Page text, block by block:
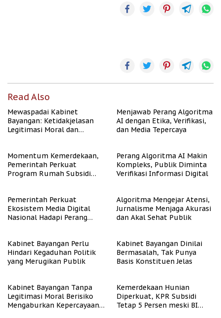
Read Also
Mewaspadai Kabinet
Bayangan: Ketidakjelasan
Legitimasi Moral dan
Menjawab Perang Algoritma
AI dengan Etika, Verifikasi,
dan Media Tepercaya
Momentum Kemerdekaan,
Pemerintah Perkuat
Program Rumah Subsidi
Perang Algoritma AI Makin
Kompleks, Publik Diminta
Verifikasi Informasi Digital
Pemerintah Perkuat
Ekosistem Media Digital
Nasional Hadapi Perang
Algoritma Mengejar Atensi,
Jurnalisme Menjaga Akurasi
dan Akal Sehat Publik
Kabinet Bayangan Perlu
Hindari Kegaduhan Politik
yang Merugikan Publik
Kabinet Bayangan Dinilai
Bermasalah, Tak Punya
Basis Konstituen Jelas
Kabinet Bayangan Tanpa
Legitimasi Moral Berisiko
Mengaburkan Kepercayaan
Kemerdekaan Hunian
Diperkuat, KPR Subsidi
Tetap 5 Persen meski BI